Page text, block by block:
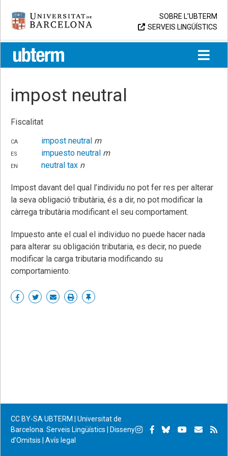
content
Universitat de Barcelona
SOBRE L’UBTERM
SERVEIS LINGÜÍSTICS
UB > UBTERM
impost neutral
Fiscalitat
ca
impost neutral m
es
impuesto neutral m
en
neutral tax n
Impost davant del qual l’individu no pot fer res per alterar
la seva obligació tributària, és a dir, no pot modificar la
càrrega tributària modificant el seu comportament.
Impuesto ante el cual el individuo no puede hacer nada
para alterar su obligación tributaria, es decir, no puede
modificar la carga tributaria modificando su
comportamiento.
Share ShareSharePrint Enllaç
CC BY-SA UBTERM | Universitat de
Barcelona. Serveis Lingüístics
Disseny
d’Omitsis
Avís legal
Instagram
Facebook
BlueskyYouTube